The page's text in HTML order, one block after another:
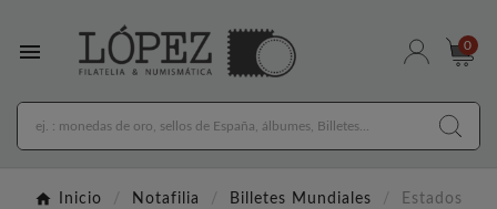
 0
Inicio Notafilia Billetes Mundiales
Estados